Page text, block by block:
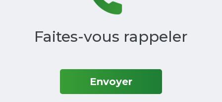
Faites-vous rappeler
Envoyer